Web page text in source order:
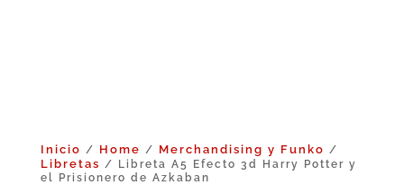
Inicio / Home / Merchandising y Funko /
Libretas / Libreta A5 Efecto 3d Harry Potter y
el Prisionero de Azkaban